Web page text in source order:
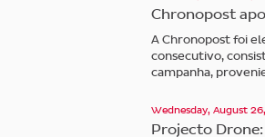
Chronopost
A Chronopost foi
consecutivo,
campanha,
Wednesday, August
Projecto